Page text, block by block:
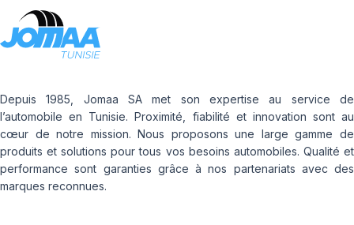
Depuis 1985, Jomaa SA met son expertise au service de
l’automobile en Tunisie. Proximité, fiabilité et innovation sont au
cœur de notre mission. Nous proposons une large gamme de
produits et solutions pour tous vos besoins automobiles. Qualité et
performance sont garanties grâce à nos partenariats avec des
marques reconnues.